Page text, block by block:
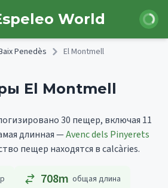
World Войти
Penedès El Montmell
El Montmell
30 пещер, включая 11
длинная —Avenc dels Pinyerets
пещер находятся в calcàries.
708m общая длина